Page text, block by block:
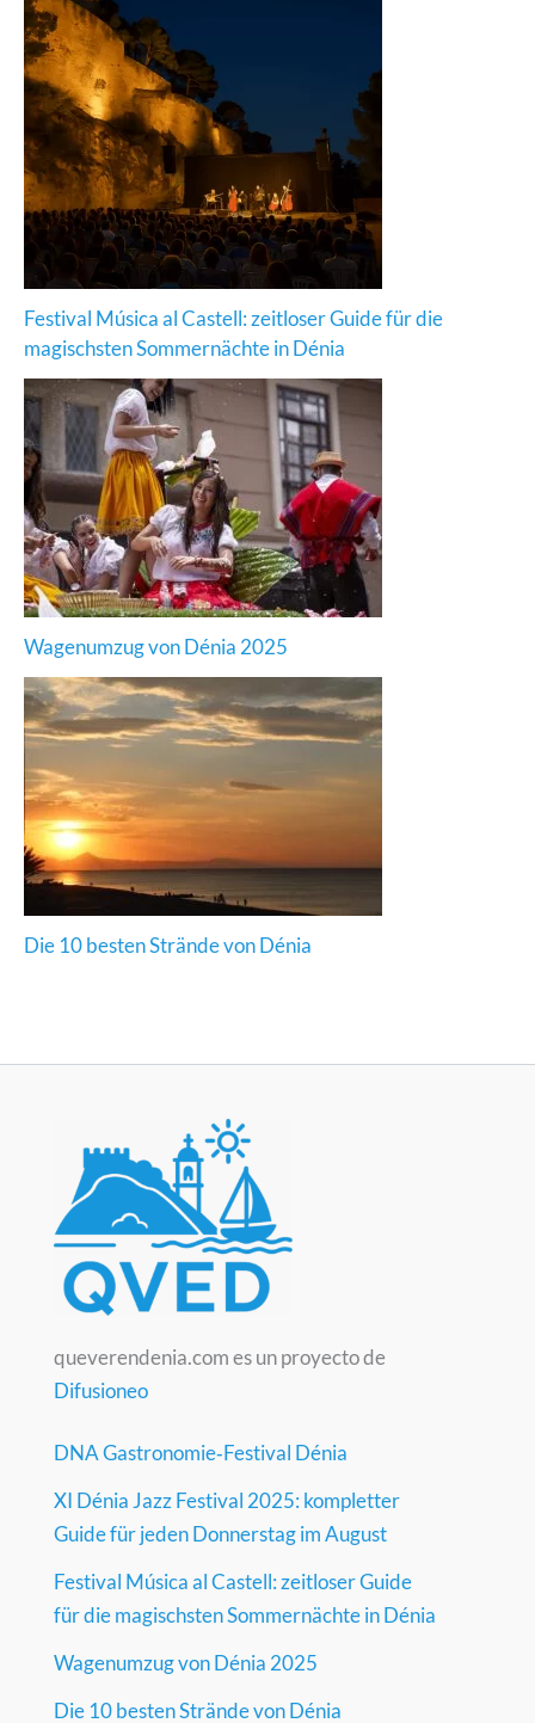
Festival Música al Castell: zeitloser Guide für die
magischsten Sommernächte in Dénia
Wagenumzug von Dénia 2025
Die 10 besten Strände von Dénia
queverendenia.com es un proyecto de
Difusioneo
DNA Gastronomie‑Festival Dénia
XI Dénia Jazz Festival 2025: kompletter
Guide für jeden Donnerstag im August
Festival Música al Castell: zeitloser Guide
für die magischsten Sommernächte in Dénia
Wagenumzug von Dénia 2025
Die 10 besten Strände von Dénia